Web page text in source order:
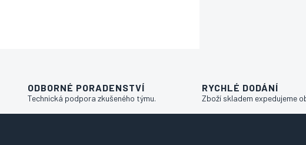
ODBORNÉ PORADENSTVÍ
Technická podpora zkušeného týmu.
RYCHLÉ DODÁNÍ
Zboží skladem expedujeme